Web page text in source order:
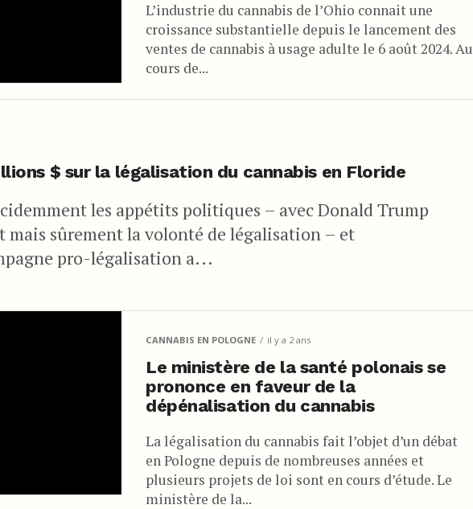
L’industrie du cannabis de l’Ohio connait une
croissance substantielle depuis le lancement des
ventes de cannabis à usage adulte le 6 août 2024. Au
cours de...
$ sur la légalisation du cannabis en Floride
les appétits politiques – avec Donald Trump
mais sûrement la volonté de légalisation – et
pro-légalisation a...
CANNABIS EN POLOGNE il y a 2 ans
Le ministère de la santé polonais se
prononce en faveur de la
dépénalisation du cannabis
La légalisation du cannabis fait l’objet d’un débat
en Pologne depuis de nombreuses années et
plusieurs projets de loi sont en cours d’étude. Le
ministère de la...